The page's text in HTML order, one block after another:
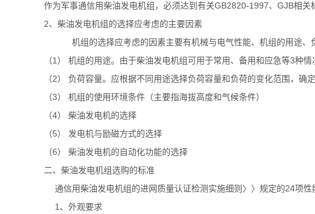
作为军事通信用柴油发电机组，必须达到有关GB2820-1997、GJB相
2、柴油发电机组的选择应考虑的主要因素
机组的选择应考虑的因素主要有机械与电气性能、机组的用途、负
（1） 机组的用途。由于柴油发电机组可用于常用、备用和应急等
（2） 负荷容量。应根据不同用途选择负荷容量和负荷的变化范围
（3） 机组的使用环境条件（主要指海拔高度和气候条件）
（4） 柴油发电机的选择
（5） 发电机与励磁方式的选择
（6） 柴油发电机的自动化功能的选择
二、柴油发电机组选购的标准
通信用柴油发电机组的进网质量认证检测实施细则〉〉规定的24项性
1、外观要求